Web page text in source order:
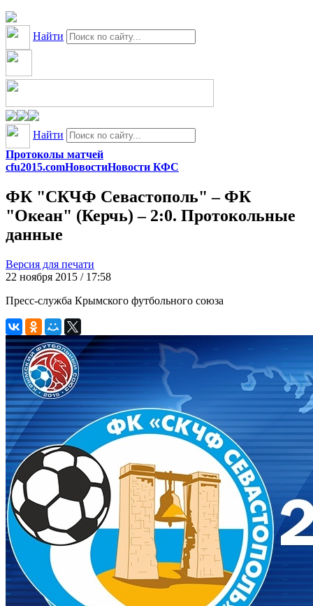
Найти
Найти
Протоколы матчей
cfu2015.comНовостиНовости КФС
ФК "СКЧФ Севастополь" – ФК
"Океан" (Керчь) – 2:0. Протокольные
данные
Версия для печати
22 ноября 2015 / 17:58
Пресс-служба Крымского футбольного союза